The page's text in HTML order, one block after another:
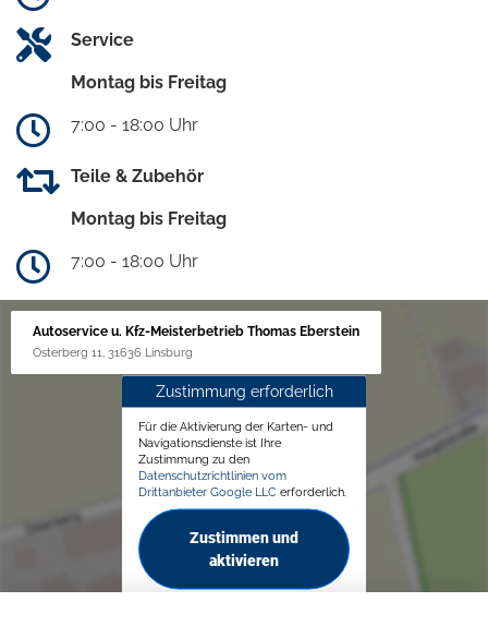
Service
Montag bis Freitag
7:00 - 18:00 Uhr
Teile & Zubehör
Montag bis Freitag
7:00 - 18:00 Uhr
Autoservice u. Kfz-Meisterbetrieb Thomas Eberstein
Osterberg 11, 31636 Linsburg
Zustimmung erforderlich
Für die Aktivierung der Karten- und
Navigationsdienste ist Ihre
Zustimmung zu den
Datenschutzrichtlinien vom
Drittanbieter Google LLC erforderlich.
Zustimmen und
aktivieren